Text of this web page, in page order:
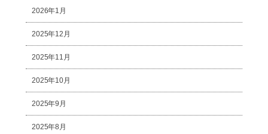
2026年1月
2025年12月
2025年11月
2025年10月
2025年9月
2025年8月